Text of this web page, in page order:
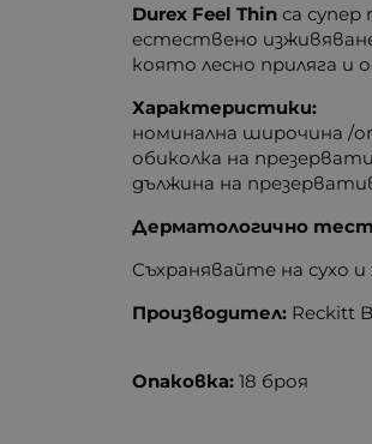
Durex Feel Thin са супер
естествено
която лесно приляга и
Характеристики:
номинална широчина /
обиколка на
дължина на
Дерматологично
Съхранявайте на сухо
Производител: Reckitt
Опаковка: 18 броя